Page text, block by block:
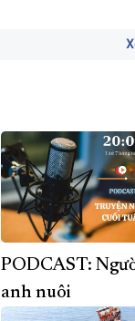
PODCAST:
anh nuôi